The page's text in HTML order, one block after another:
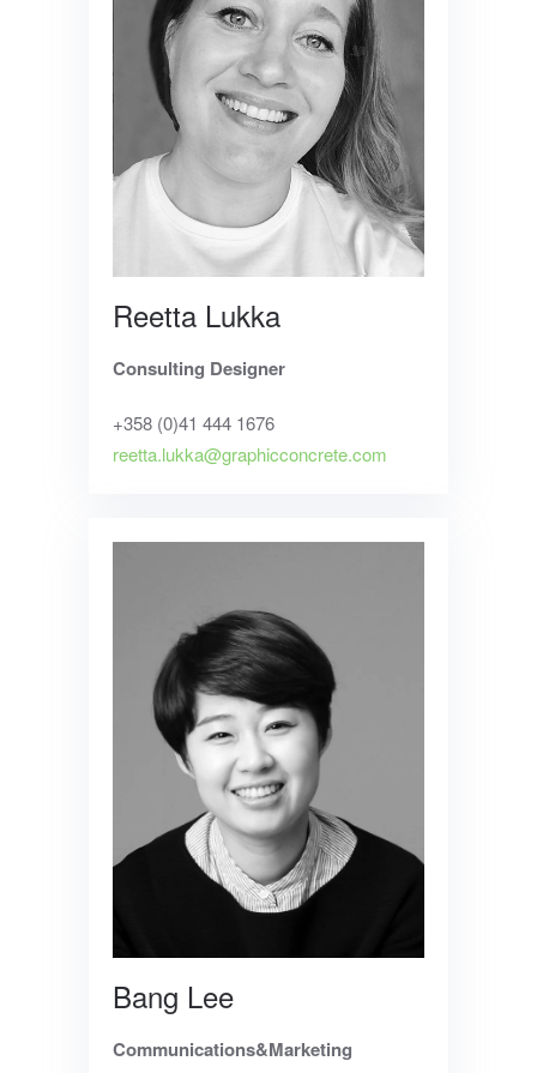
Reetta Lukka
Consulting Designer
+358 (0)41 444 1676
reetta.lukka@graphicconcrete.com
Bang Lee
Communications&Marketing